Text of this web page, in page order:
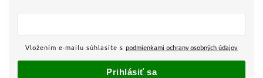
Vložením e-mailu súhlasíte s podmienkami ochrany osobných údajov
Prihlásiť sa